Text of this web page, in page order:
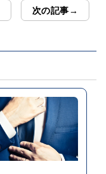
次の記事→